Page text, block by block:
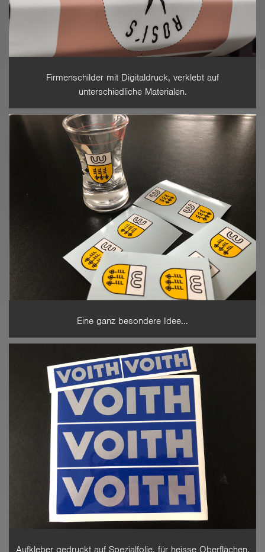
Firmenschilder mit Digitaldruck, verklebt auf
unterschiedliche Materialen.
Eine ganz besondere Idee...